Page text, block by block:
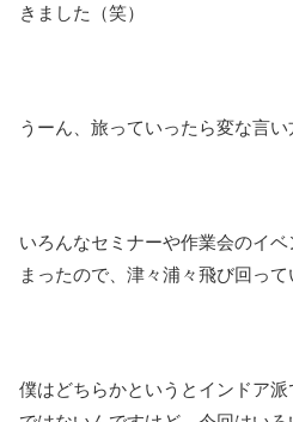
きました（笑）
うーん、旅っていったら変な言い
いろんなセミナーや作業会のイ
まったので、津々浦々飛び回って
僕はどちらかというとインドア